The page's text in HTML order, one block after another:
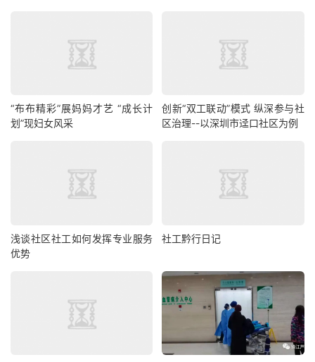
“布布精彩”展妈妈才艺 “成长计
划”现妇女风采
创新“双工联动”模式 纵深参与社
区治理--以深圳市迳口社区为例
浅谈社区社工如何发挥专业服务
优势
社工黔行日记